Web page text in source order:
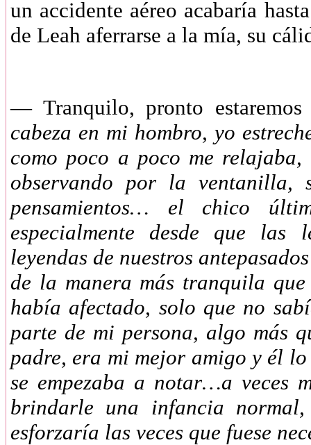
un accidente aéreo acabaría
de Leah aferrarse a la mía, su
— Tranquilo, pronto
cabeza en mi hombro, yo
como poco a poco me
observando por la
pensamientos… el chico
especialmente desde que las
leyendas de nuestros
de la manera más tranquila
había afectado, solo que no
parte de mi persona, algo más
padre, era mi mejor amigo y él
se empezaba a notar…a veces
brindarle una infancia
esforzaría las veces que fuese